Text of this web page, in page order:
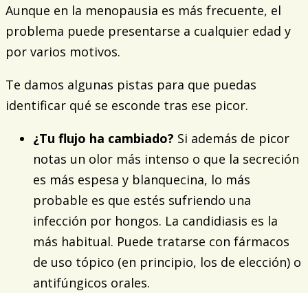
Aunque en la menopausia es más frecuente, el
problema puede presentarse a cualquier edad y
por varios motivos.
Te damos algunas pistas para que puedas
identificar qué se esconde tras ese picor.
¿Tu flujo ha cambiado? Si además de picor
notas un olor más intenso o que la secreción
es más espesa y blanquecina, lo más
probable es que estés sufriendo una
infección por hongos. La candidiasis es la
más habitual. Puede tratarse con fármacos
de uso tópico (en principio, los de elección) o
antifúngicos orales.